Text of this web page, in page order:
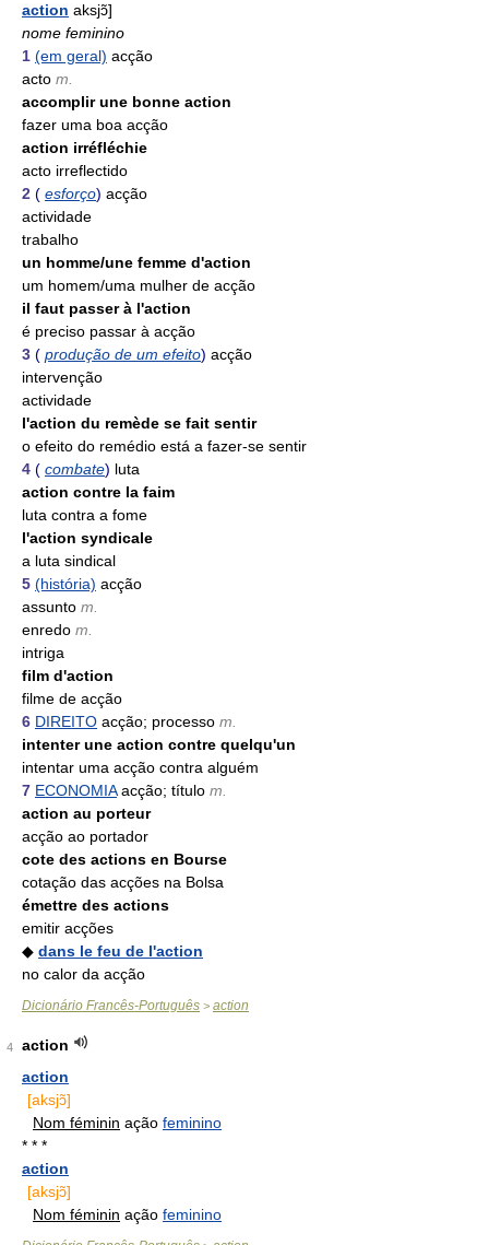
action aksjɔ̃]
nome feminino
1 (em geral) acção
acto m.
accomplir une bonne action
fazer uma boa acção
action irréfléchie
acto irreflectido
2 ( esforço) acção
actividade
trabalho
un homme/une femme d'action
um homem/uma mulher de acção
il faut passer à l'action
é preciso passar à acção
3 ( produção de um efeito) acção
intervenção
actividade
l'action du remède se fait sentir
o efeito do remédio está a fazer-se sentir
4 ( combate) luta
action contre la faim
luta contra a fome
l'action syndicale
a luta sindical
5 (história) acção
assunto m.
enredo m.
intriga
film d'action
filme de acção
6 DIREITO acção; processo m.
intenter une action contre quelqu'un
intentar uma acção contra alguém
7 ECONOMIAacção; título m.
action au porteur
acção ao portador
cote des actions en Bourse
cotação das acções na Bolsa
émettre des actions
emitir acções
◆ dans le feu de l'action
no calor da acção
Dicionário Francês-Português > action
4
action
action
[aksjɔ̃]
Nom féminin ação feminino
* * *
action
[aksjɔ̃]
Nom féminin ação feminino